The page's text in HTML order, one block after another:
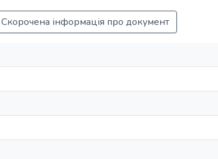
Скорочена інформація про документ